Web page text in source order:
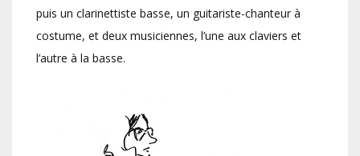
puis un clarinettiste basse, un guitariste-chanteur à
costume, et deux musiciennes, l’une aux claviers et
l’autre à la basse.